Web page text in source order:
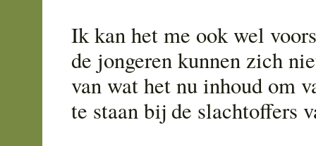
Ik kan het me ook wel
de jongeren kunnen zich
van wat het nu inhoud om
te staan bij de slachtoffers